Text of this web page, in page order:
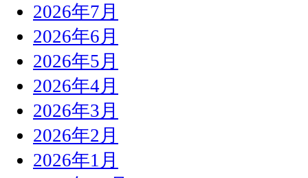
2026年7月
2026年6月
2026年5月
2026年4月
2026年3月
2026年2月
2026年1月